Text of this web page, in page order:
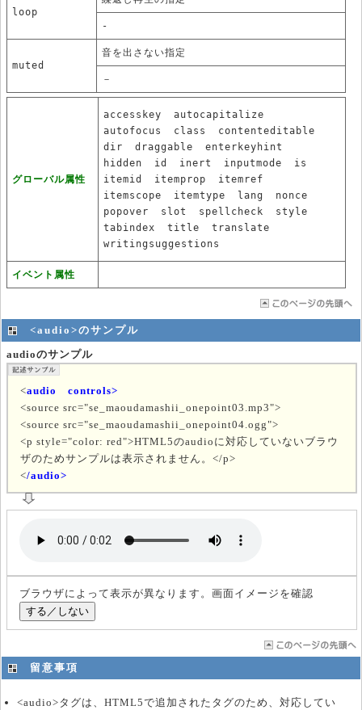
loop
-
muted
音を出さない指定
－
グローバル属性
accesskey
autocapitalize
autofocus
class
contenteditable
dir
draggable
enterkeyhint
hidden
id inert inputmode
is
itemid
itemprop
itemref
itemscope
itemtype lang
nonce
popover
slot spellcheck
style
tabindex
title
translate
writingsuggestions
イベント属性
<audio>のサンプル
audioのサンプル
<audio controls>
<source src="se_maoudamashii_onepoint03.mp3">
<source src="se_maoudamashii_onepoint04.ogg">
<p style="color: red">HTML5のaudioに対応していないブラウ
ザのためサンプルは表示されません。</p>
</audio>
ブラウザによって表示が異なります。画面イメージを確認
留意事項
<audio>タグは、HTML5で追加されたタグのため、対応してい